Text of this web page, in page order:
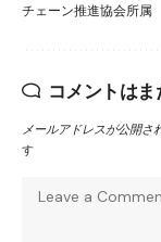
チェーン推進協会所属
コメントは
メールアドレスが公開さ
す